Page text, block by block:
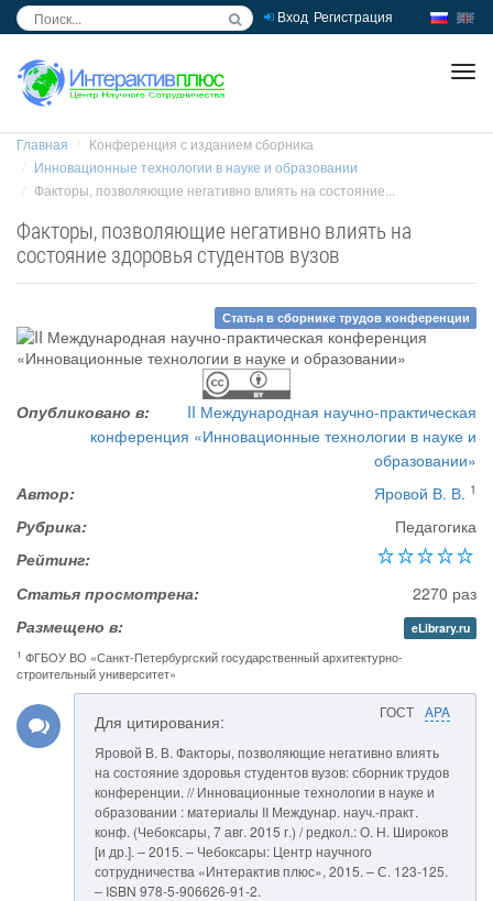
Вход Регистрация
Главная
Конференция с изданием сборника
Инновационные технологии в науке и образовании
Факторы, позволяющие негативно влиять на состояние...
Факторы, позволяющие негативно влиять на
состояние здоровья студентов вузов
Статья в сборнике трудов конференции
Опубликовано в:
II Международная научно-практическая
конференция «Инновационные технологии в науке и
образовании»
Автор:
Яровой В. В. 1
Рубрика:
Педагогика
Рейтинг:
Статья просмотрена:
2270 раз
Размещено в:
eLibrary.ru
1 ФГБОУ ВО «Санкт-Петербургский государственный архитектурно-
строительный университет»
ГОСТ APA
Для цитирования:
Яровой В. В. Факторы, позволяющие негативно влиять
на состояние здоровья студентов вузов: сборник трудов
конференции. // Инновационные технологии в науке и
образовании : материалы II Междунар. науч.-практ.
конф. (Чебоксары, 7 авг. 2015 г.) / редкол.: О. Н. Широков
[и др.]. – 2015. – Чебоксары: Центр научного
сотрудничества «Интерактив плюс», 2015. – С. 123-125.
– ISBN 978-5-906626-91-2.